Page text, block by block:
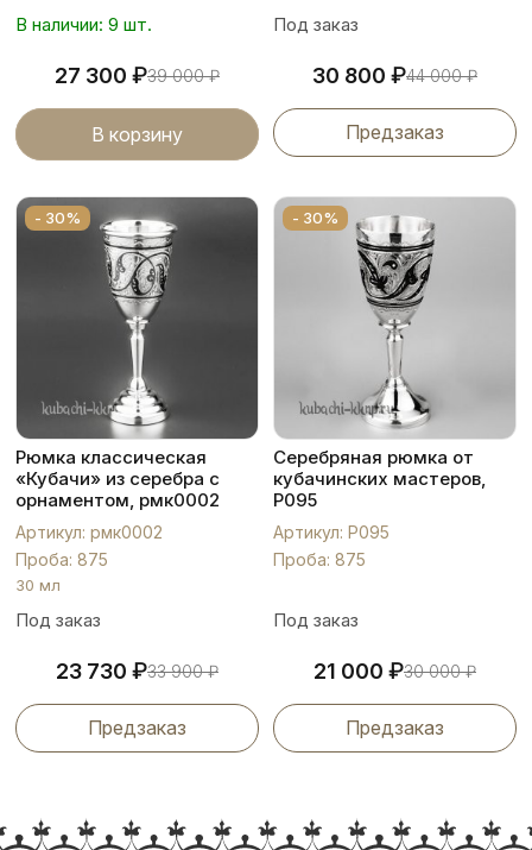
В наличии: 9 шт.
27 300 ₽39 000₽
В корзину
Под заказ
30 800 ₽44 000₽
Предзаказ
- 30%
Рюмка классическая
«Кубачи» из серебра с
орнаментом, рмк0002
Артикул: рмк0002
Проба: 875
30 мл
Под заказ
23 730 ₽33 900₽
Предзаказ
- 30%
Серебряная рюмка от
кубачинских мастеров,
Р095
Артикул: Р095
Проба: 875
Под заказ
21 000 ₽30 000₽
Предзаказ